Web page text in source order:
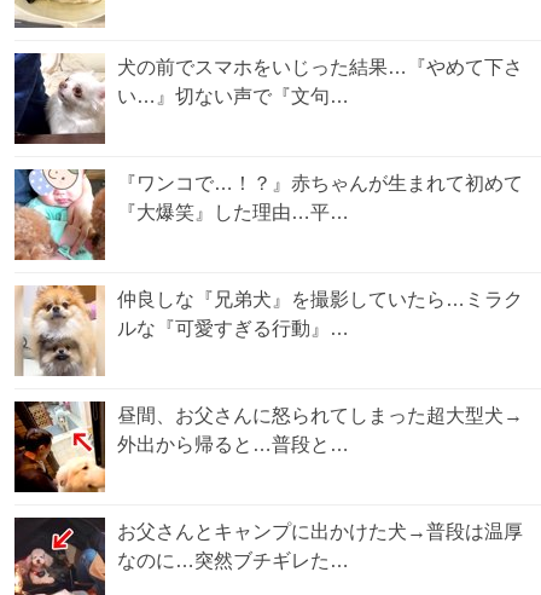
犬の前でスマホをいじった結果…『やめて下さ
い…』切ない声で『文句…
『ワンコで…！？』赤ちゃんが生まれて初めて
『大爆笑』した理由…平…
仲良しな『兄弟犬』を撮影していたら…ミラク
ルな『可愛すぎる行動』…
昼間、お父さんに怒られてしまった超大型犬→
外出から帰ると…普段と…
お父さんとキャンプに出かけた犬→普段は温厚
なのに…突然ブチギレた…